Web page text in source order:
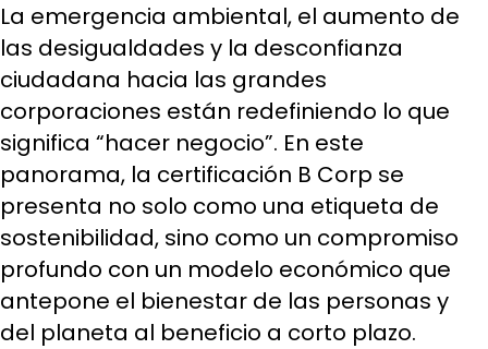
La emergencia ambiental, el aumento de
las desigualdades y la desconfianza
ciudadana hacia las grandes
corporaciones están redefiniendo lo que
significa “hacer negocio”. En este
panorama, la certificación B Corp se
presenta no solo como una etiqueta de
sostenibilidad, sino como un compromiso
profundo con un modelo económico que
antepone el bienestar de las personas y
del planeta al beneficio a corto plazo.